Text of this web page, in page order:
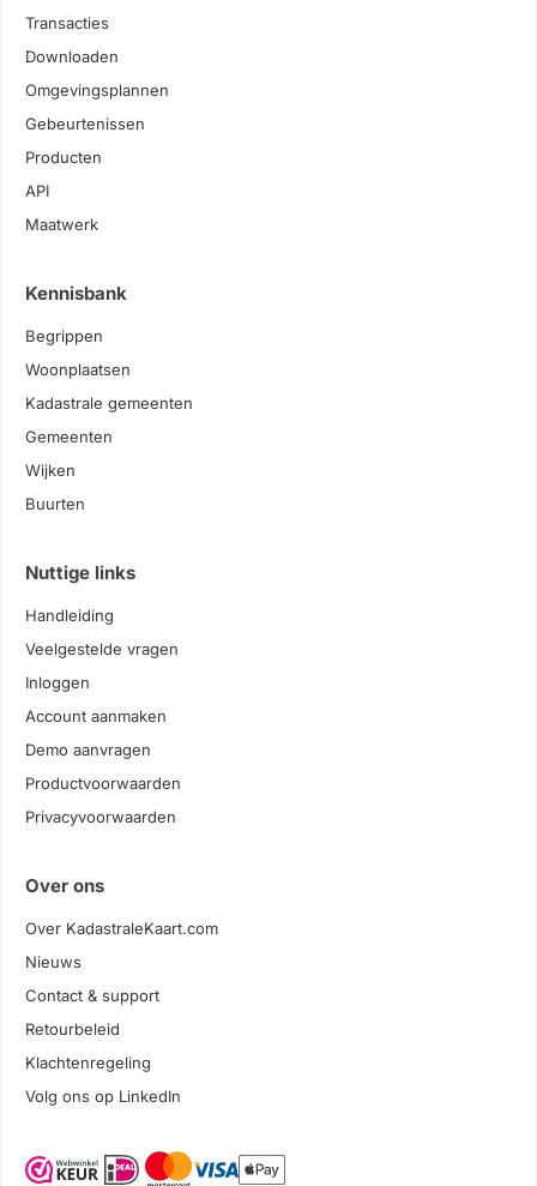
Transacties
Downloaden
Omgevingsplannen
Gebeurtenissen
Producten
API
Maatwerk
Kennisbank
Begrippen
Woonplaatsen
Kadastrale gemeenten
Gemeenten
Wijken
Buurten
Nuttige links
Handleiding
Veelgestelde vragen
Inloggen
Account aanmaken
Demo aanvragen
Productvoorwaarden
Privacyvoorwaarden
Over ons
Over KadastraleKaart.com
Nieuws
Contact & support
Retourbeleid
Klachtenregeling
Volg ons op LinkedIn